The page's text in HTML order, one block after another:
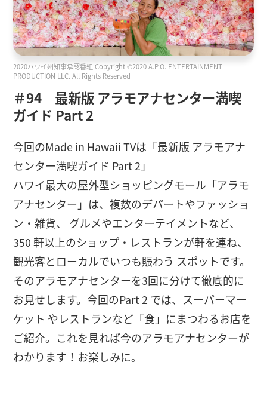
2020ハワイ州知事承認番組 Copyright ©2020 A.P.O. ENTERTAINMENT
PRODUCTION LLC. All Rights Reserved
＃94 最新版 アラモアナセンター満喫
ガイド Part 2
今回のMade in Hawaii TVは「最新版 アラモアナ
センター満喫ガイド Part 2」
ハワイ最大の屋外型ショッピングモール「アラモ
アナセンター」は、複数のデパートやファッショ
ン・雑貨、 グルメやエンターテイメントなど、
350 軒以上のショップ・レストランが軒を連ね、
観光客とローカルでいつも賑わう スポットです。
そのアラモアナセンターを3回に分けて徹底的に
お見せします。今回のPart 2 では、スーパーマー
ケット やレストランなど「食」にまつわるお店を
ご紹介。これを見れば今のアラモアナセンターが
わかります！お楽しみに。